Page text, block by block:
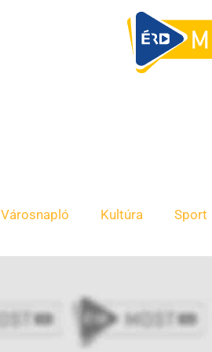
Városnapló Kultúra Sport